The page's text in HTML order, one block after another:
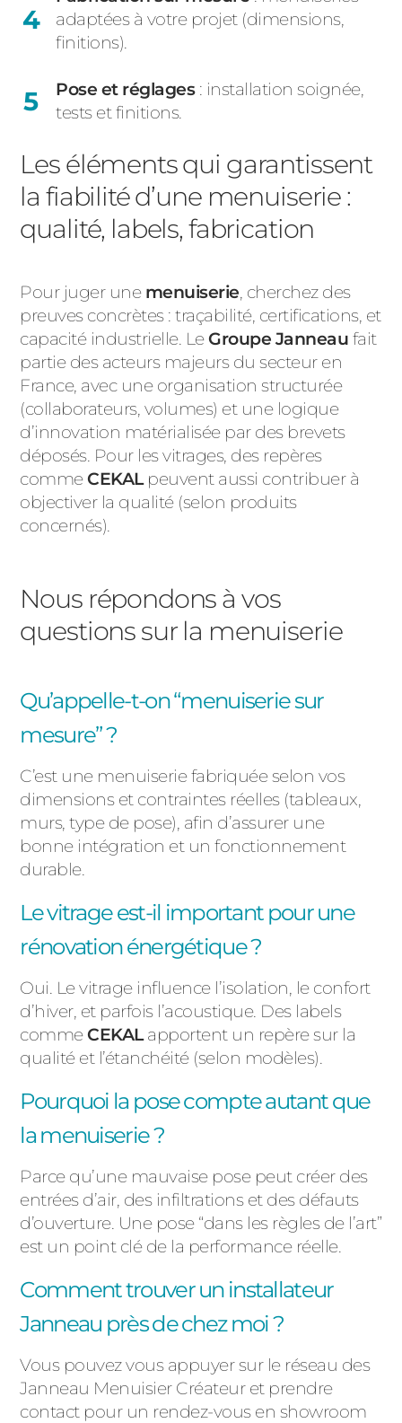
adaptées à votre projet (dimensions,
finitions).
Pose et réglages: installation soignée,
tests et finitions.
Les éléments qui garantissent
la fiabilité d’une menuiserie :
qualité, labels, fabrication
Pour juger une menuiserie, cherchez des
preuves concrètes : traçabilité, certifications, et
capacité industrielle. LeGroupe Janneau fait
partie des acteurs majeurs du secteur en
France, avec une organisation structurée
(collaborateurs, volumes) et une logique
d’innovation matérialisée par des brevets
déposés. Pour les vitrages, des repères
commeCEKALpeuvent aussi contribuer à
objectiver la qualité (selon produits
concernés).
Nous répondons à vos
questions sur la menuiserie
Qu’appelle-t-on “menuiserie sur
mesure” ?
C’est une menuiserie fabriquée selon vos
dimensions et contraintes réelles (tableaux,
murs, type de pose), afin d’assurer une
bonne intégration et un fonctionnement
durable.
Le vitrage est-il important pour une
rénovation énergétique ?
Oui. Le vitrage influence l’isolation, le confort
d’hiver, et parfois l’acoustique. Des labels
commeCEKALapportent un repère sur la
qualité et l’étanchéité (selon modèles).
Pourquoi la pose compte autant que
la menuiserie ?
Parce qu’une mauvaise pose peut créer des
entrées d’air, des infiltrations et des défauts
d’ouverture. Une pose “dans les règles de l’art”
est un point clé de la performance réelle.
Comment trouver un installateur
Janneau près de chez moi ?
Vous pouvez vous appuyer sur le réseau des
Janneau Menuisier Créateuret prendre
contact pour un rendez-vous en showroom